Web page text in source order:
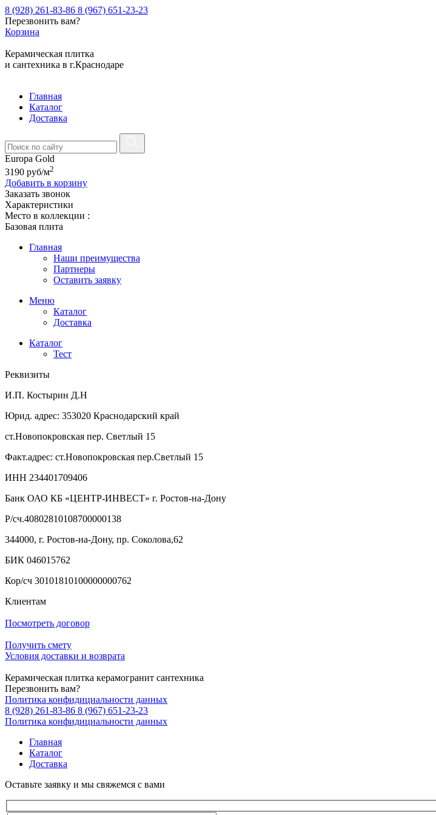
8 (928) 261-83-86 8 (967) 651-23-23
Перезвонить вам?
Корзина
Керамическая плитка
и сантехника в г.Краснодаре
Главная
Каталог
Доставка
Europa Gold
3190 руб/м2
Добавить в корзину
Заказать звонок
Характеристики
Место в коллекции :
Базовая плита
Главная
Наши преимущества
Партнеры
Оставить заявку
Меню
Каталог
Доставка
Каталог
Тест
Реквизиты
И.П. Костырин Д.Н
Юрид. адрес: 353020 Краснодарский край
ст.Новопокровская пер. Светлый 15
Факт.адрес: ст.Новопокровская пер.Светлый 15
ИНН 234401709406
Банк ОАО КБ «ЦЕНТР-ИНВЕСТ» г. Ростов-на-Дону
Р/сч.40802810108700000138
344000, г. Ростов-на-Дону, пр. Соколова,62
БИК 046015762
Кор/сч 30101810100000000762
Клиентам
Посмотреть договор
Получить смету
Условия доставки и возврата
Керамическая плитка керамогранит сантехника
Перезвонить вам?
Политика конфидициальности данных
8 (928) 261-83-86 8 (967) 651-23-23
Политика конфидициальности данных
Главная
Каталог
Доставка
Оставьте заявку и мы свяжемся с вами